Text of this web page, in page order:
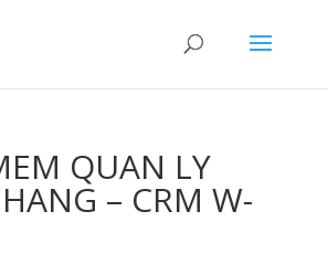
QUAN LY
– CRM W-